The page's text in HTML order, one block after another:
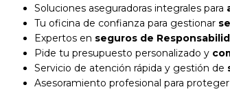
Soluciones aseguradoras integrales para
Tu oficina de confianza para gestionar
Expertos en seguros de
Pide tu presupuesto personalizado y
Servicio de atención rápida y gestión de
Asesoramiento profesional para